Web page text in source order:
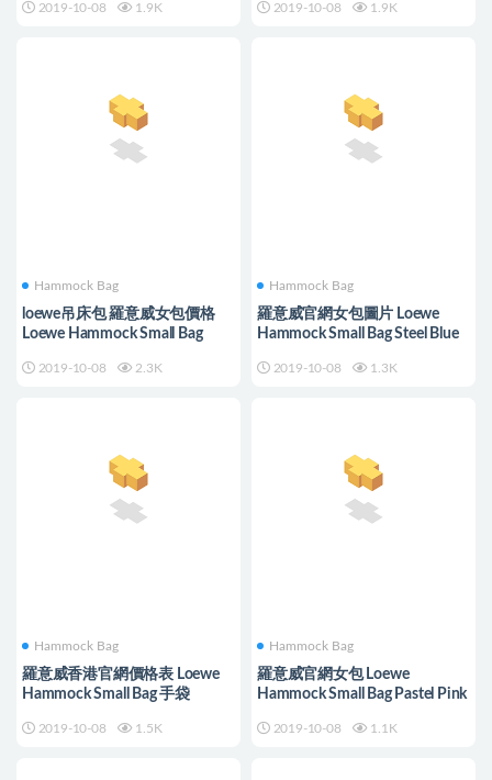
2019-10-08 1.9K 2019-10-08 1.9K
Hammock Bag
loewe吊床包 羅意威女包價格
Loewe Hammock Small Bag
2019-10-08 2.3K
Hammock Bag
羅意威官網女包圖片 Loewe
Hammock Small Bag Steel Blue
2019-10-08 1.3K
Hammock Bag
羅意威香港官網價格表 Loewe
Hammock Small Bag 手袋
2019-10-08 1.5K
Hammock Bag
羅意威官網女包 Loewe
Hammock Small Bag Pastel Pink
2019-10-08 1.1K